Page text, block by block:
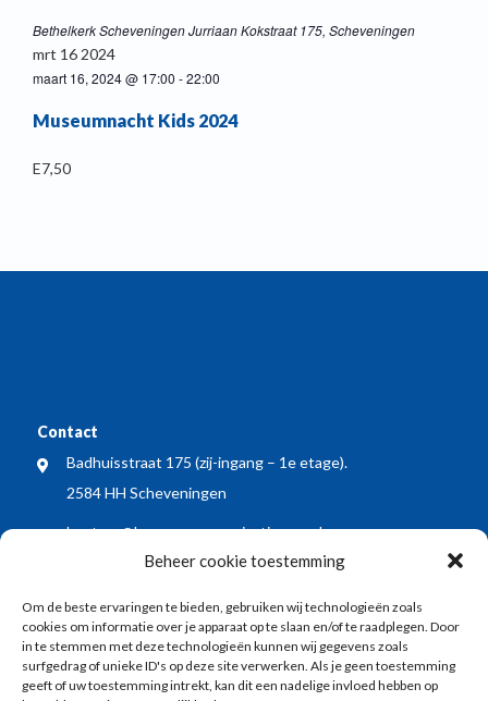
Beheer cookie toestemming
Om de beste ervaringen te bieden, gebruiken wij technologieën zoals
cookies om informatie over je apparaat op te slaan en/of te raadplegen. Door
in te stemmen met deze technologieën kunnen wij gegevens zoals
surfgedrag of unieke ID's op deze site verwerken. Als je geen toestemming
geeft of uw toestemming intrekt, kan dit een nadelige invloed hebben op
Bethelkerk ScheveningenJurriaan Kokstraat 175, Scheveningen
mrt 16 2024
maart 16, 2024 @ 17:00 -22:00
Museumnacht Kids 2024
E7,50
Contact
Badhuisstraat 175 (zij-ingang – 1e etage).
2584 HH Scheveningen
bestuur@bewonersorganisatiewos.nl
WOS dient zienswijze in op voorontwerp Kop
Keizerstraat: blij met vergroening, wel meer aandacht
voor veiligheid en economische vitaliteit